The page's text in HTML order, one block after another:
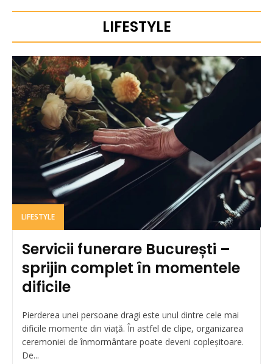
LIFESTYLE
LIFESTYLE
Servicii funerare București –
sprijin complet în momentele
dificile
Pierderea unei persoane dragi este unul dintre cele mai
dificile momente din viață. În astfel de clipe, organizarea
ceremoniei de înmormântare poate deveni copleșitoare.
De...